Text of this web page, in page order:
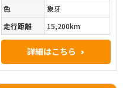
色
象牙
走行距離
15,200km
詳細はこちら